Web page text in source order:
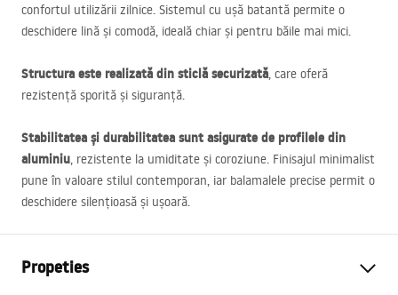
confortul utilizării zilnice. Sistemul cu ușă batantă permite o
deschidere lină și comodă, ideală chiar și pentru băile mai mici.
Structura este realizată din sticlă securizată, care oferă
rezistență sporită și siguranță.
Stabilitatea și durabilitatea sunt asigurate de profilele din
aluminiu, rezistente la umiditate și coroziune. Finisajul minimalist
pune în valoare stilul contemporan, iar balamalele precise permit o
deschidere silențioasă și ușoară.
Propeties